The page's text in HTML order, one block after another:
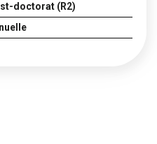
doctorat (R2)